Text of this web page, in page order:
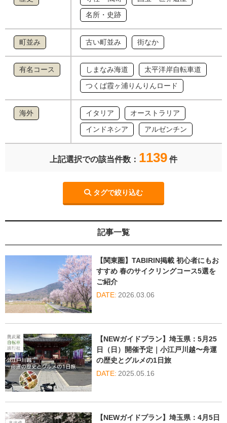
名所・史跡
町並み 古い町並み 街なか
有名コース しまなみ海道
太平洋岸自転車道
つくば霞ヶ浦りんりんロード
海外 イタリア
オーストラリア
インドネシア
アルゼンチン
上記選択での該当件数： 1139 件
記事一覧
【関東圏】TABIRIN掲載 初心者にもお
すすめ 春のサイクリングコース5選を
ご紹介
2026.03.06
【NEWガイドプラン】埼玉県：5月25
日（日）開催予定｜小江戸川越〜舟運
の歴史とグルメの1日旅
2025.05.16
【NEWガイドプラン】埼玉県：4月5日